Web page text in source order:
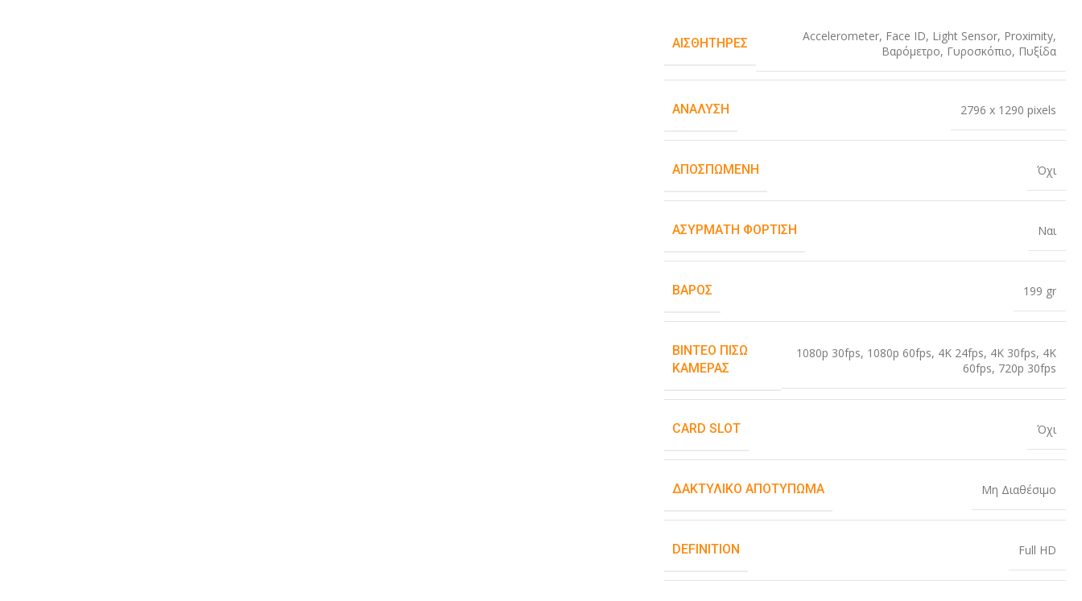
ΑΙΣΘΗΤΉΡΕΣ Accelerometer, Face ID, Light Sensor, Proximity,
Βαρόμετρο, Γυροσκόπιο, Πυξίδα
ΑΝΆΛΥΣΗ 2796 x 1290 pixels
ΑΠΟΣΠΏΜΕΝΗ Όχι
ΑΣΎΡΜΑΤΗ ΦΌΡΤΙΣΗ Ναι
ΒΆΡΟΣ 199 gr
ΒΊΝΤΕΟ ΠΊΣΩ
ΚΆΜΕΡΑΣ
1080p 30fps, 1080p 60fps, 4K 24fps, 4K 30fps, 4K
60fps, 720p 30fps
CARD SLOT Όχι
ΔΑΚΤΥΛΙΚΌ ΑΠΟΤΎΠΩΜΑ Μη Διαθέσιμο
DEFINITION Full HD